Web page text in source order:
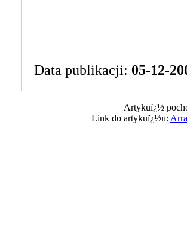
Data publikacji: 05-12-
Artykuï¿½
Link do artykuï¿½u: